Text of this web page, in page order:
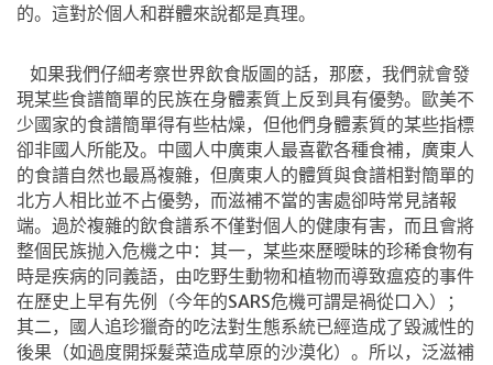
的。這對於個人和群體來說都是真理。
如果我們仔細考察世界飲食版圖的話，那麽，我們就會發
現某些食譜簡單的民族在身體素質上反到具有優勢。歐美不
少國家的食譜簡單得有些枯燥，但他們身體素質的某些指標
卻非國人所能及。中國人中廣東人最喜歡各種食補，廣東人
的食譜自然也最爲複雜，但廣東人的體質與食譜相對簡單的
北方人相比並不占優勢，而滋補不當的害處卻時常見諸報
端。過於複雜的飲食譜系不僅對個人的健康有害，而且會將
整個民族抛入危機之中：其一，某些來歷曖昧的珍稀食物有
時是疾病的同義語，由吃野生動物和植物而導致瘟疫的事件
在歷史上早有先例（今年的SARS危機可謂是禍從口入）；
其二，國人追珍獵奇的吃法對生態系統已經造成了毀滅性的
後果（如過度開採髮菜造成草原的沙漠化）。所以，泛滋補